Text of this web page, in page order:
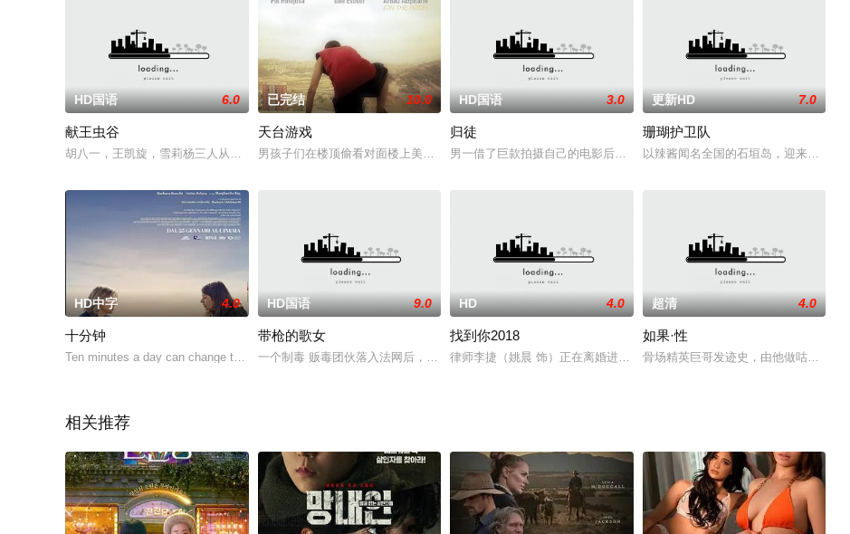
HD国语 6.0
献王虫谷
胡八一，王凯旋，雪莉杨三人从精绝鬼洞逃出后，意外感染了红斑剧毒。为了活命，只得开启寻找雮尘珠之旅。胡、胖流落东南亚艰难度日，却不料王
已完结 10.0
天台游戏
男孩子们在楼顶偷看对面楼上美女落日晒日光浴，却被一个孩子咬定男孩再看另一处的裸男的肉体。男孩的直男玩
HD国语 3.0
归徒
男一借了巨款拍摄自己的电影后却无法上映,备受打击后将影片卖给业界大
更新HD 7.0
珊瑚护卫队
以辣酱闻名全国的石垣岛，迎来了最
HD中字 4.0
十分钟
Ten minutes a day can change the course of the day. Ten minutes of
HD国语 9.0
带枪的歌女
一个制毒 贩毒团伙落入法网后，才如梦方醒。原来他们接头地点歌厅的那个俏丽歌手，是个带枪的警察。
HD 4.0
找到你2018
律师李捷（姚晨 饰）正在离婚进行时，与前夫争夺女儿抚养权，拼命工作为
超清 4.0
如果·性
骨场精英巨哥发迹史，由他做咕喱至文
相关推荐